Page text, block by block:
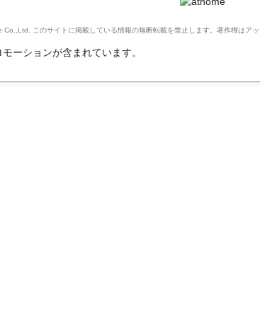
Co.,Ltd. このサイトに掲載している情報の無断転載を禁止します。著作権はア
ーションが含まれています。